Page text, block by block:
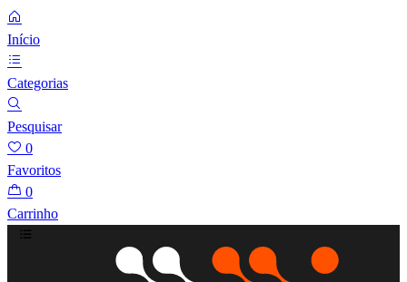
Início
Categorias
Pesquisar
0
Favoritos
0
Carrinho